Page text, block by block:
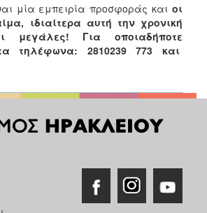
μία εμπειρία προσφοράς και οι
ιδιαίτερα αυτή την χρονική
μεγάλες! Για οποιαδήποτε
τηλέφωνα: 2810239 773 και